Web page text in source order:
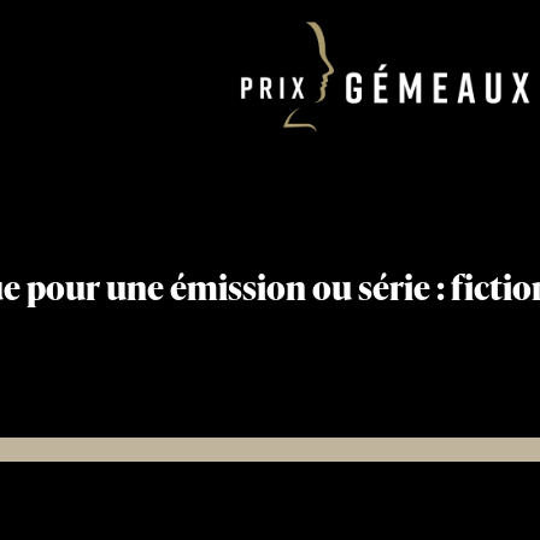
pour une émission ou série :